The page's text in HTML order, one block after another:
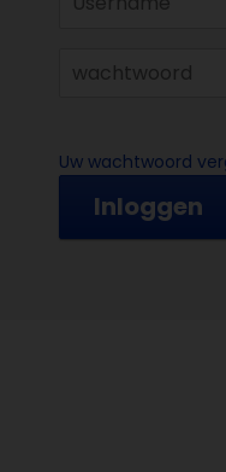
Uw wachtwoord
Inloggen